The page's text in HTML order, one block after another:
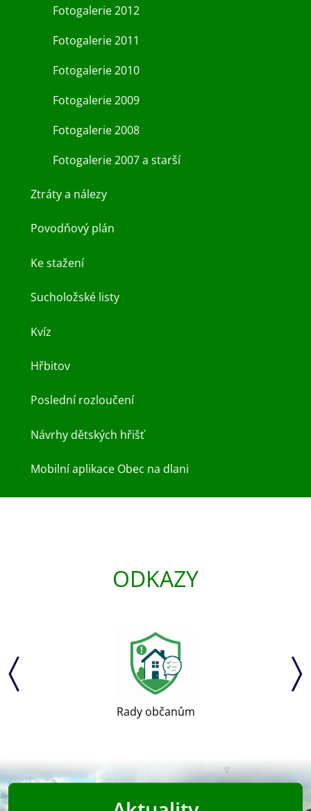
Fotogalerie 2012
Fotogalerie 2011
Fotogalerie 2010
Fotogalerie 2009
Fotogalerie 2008
Fotogalerie 2007 a starší
Ztráty a nálezy
Povodňový plán
Ke stažení
Sucholožské listy
Kvíz
Hřbitov
Poslední rozloučení
Návrhy dětských hřišť
Mobilní aplikace Obec na dlani
ODKAZY
Uherský Brod